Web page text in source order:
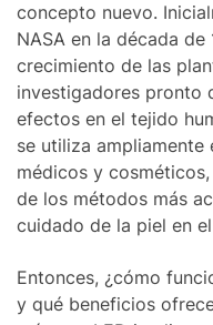
concepto nuevo.
NASA en la década
crecimiento de las
investigadores pronto
efectos en el tejido
se utiliza
médicos y
de los métodos más
cuidado de la piel en
Entonces, ¿cómo
y qué beneficios